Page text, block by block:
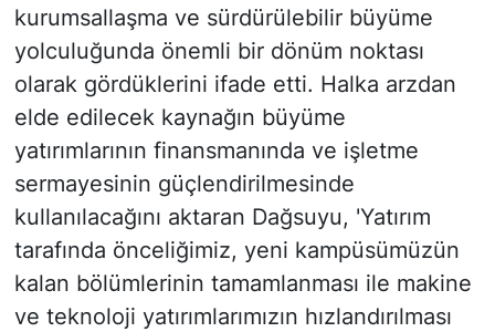
kurumsallaşma ve sürdürülebilir büyüme
yolculuğunda önemli bir dönüm noktası
olarak gördüklerini ifade etti. Halka arzdan
elde edilecek kaynağın büyüme
yatırımlarının finansmanında ve işletme
sermayesinin güçlendirilmesinde
kullanılacağını aktaran Dağsuyu, 'Yatırım
tarafında önceliğimiz, yeni kampüsümüzün
kalan bölümlerinin tamamlanması ile makine
ve teknoloji yatırımlarımızın hızlandırılması